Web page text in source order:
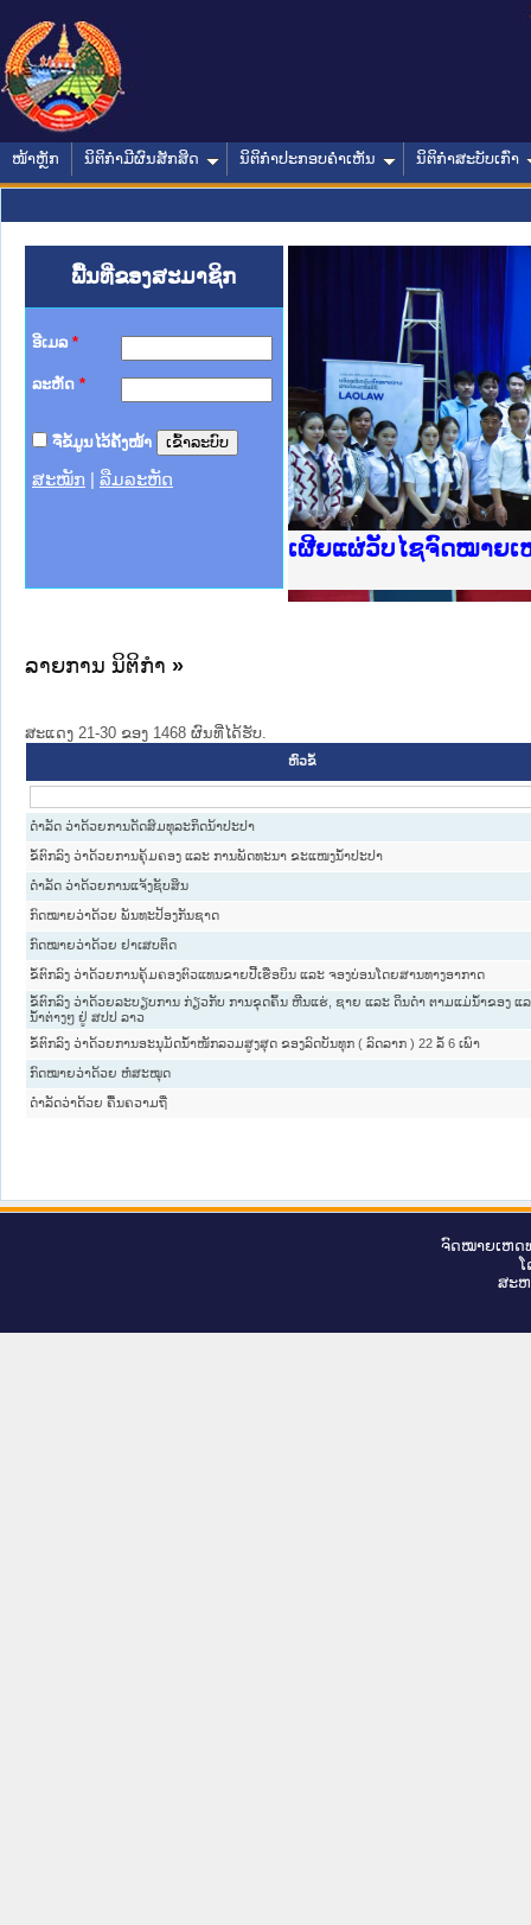
ໜ້າຫຼັກ ນິຕິກໍາມີຜົນສັກສິດ ນິຕິກໍາປະກອບຄໍາເຫັນ ນິຕິກໍາສະບັບເກົ່າ
ພື້ນທີ່ຂອງສະມາຊິກ
ອີເມລ *
ລະຫັດ *
ຈື່ຂໍ້ມູນໄວ້ຄັ້ງໜ້າ
ສະໝັກ ລືມລະຫັດ
ເຜີຍແຜ່ວັບໄຊຈົດໝາຍເ
າຊົນ ພາກເໜືອ
ການ
ກາງ
ໃຕ້
ຕຳຫຼວດປະຊາຊົນ
ສັນຕິບານປະຊາຊົນ
ກເໜືອ
າຊົນ ພາກກາງ
ລາຍການ ນິຕິກໍາ »
ສະແດງ 21-30 ຂອງ 1468 ຜົນທີ່ໄດ້ຮັບ.
ຫົວຂໍ້
ດຳລັດ ວ່າດ້ວຍການດັດສົມທຸລະກິດນ້າປະປາ
ຂໍ້ຕົກລົງ ວ່າດ້ວຍການຄຸ້ມຄອງ ແລະ ການພັດທະນາ ຂະແໜງນ້ຳປະປາ
ດຳລັດ ວ່າດ້ວຍການແຈ້ງຊັບສິນ
ກົດໝາຍວ່າດ້ວຍ ພັນທະປ້ອງກັນຊາດ
ກົດໝາຍວ່າດ້ວຍ ຢາເສບຕິດ
ຂໍ້ຕົກລົງ ວ່າດ້ວຍການຄຸ້ມຄອງຕົວແທນຂາຍປີ້ເຮືອບິນ ແລະ ຈອງບ່ອນໂດຍສານທາງອາກາດ
ຂໍ້ຕົກລົງ ວ່າດ້ວຍລະບຽບການ ກ່ຽວກັບ ການຂຸດຄົ້ນ ຫີນແຮ່, ຊາຍ ແລະ ດິນດໍາ ຕາມແມ່ນໍ້າຂອງ ແ
ນໍ້າຕ່າງໆ ຢູ່ ສປປ ລາວ
ຂໍ້ຕົກລົງ ວ່າດ້ວຍການອະນຸມັດນ້ຳໜັກລວມສູງສຸດ ຂອງລົດບັນທຸກ ( ລົດລາກ ) 22 ລໍ້ 6 ເພົາ
ກົດໝາຍວ່າດ້ວຍ ຫໍສະໝຸດ
ດຳລັດວ່າດ້ວຍ ຄື້ນຄວາມຖີ່
ຈົດ​ໝາຍ​ເຫດ​
ສະ​ຫ